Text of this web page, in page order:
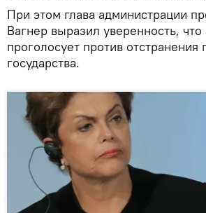
При этом глава администрации
Вагнер выразил уверенность, что
проголосует против отстранения
государства.